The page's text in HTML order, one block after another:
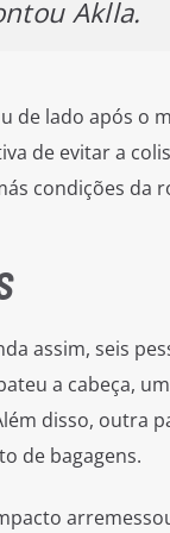
Aklla.
de lado após
de evitar a
condições
assim, seis
a cabeça,
disso, outra
de bagagens.